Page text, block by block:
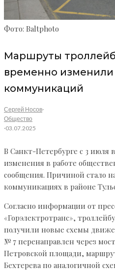
Фото: Baltphoto
Маршруты
временно изменили
коммуникаций
Сергей Носов·
Общество
·03.07.2025
В Санкт-Петербурге с 3 июля
изменения в работе
сообщения. Причиной стало
коммуникациях в районе
Согласно информации от
«Горэлектротранс»,
получили новые схемы
№ 7 перенаправлен через
Петровской площади,
Бехтерева по аналогичной